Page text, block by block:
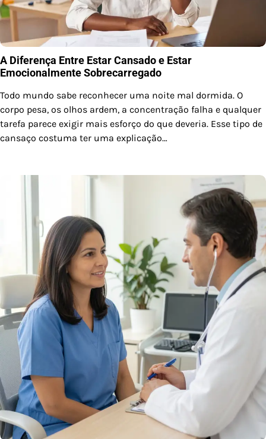
A Diferença Entre Estar Cansado e Estar
Emocionalmente Sobrecarregado
Todo mundo sabe reconhecer uma noite mal dormida. O
corpo pesa, os olhos ardem, a concentração falha e qualquer
tarefa parece exigir mais esforço do que deveria. Esse tipo de
cansaço costuma ter uma explicação…